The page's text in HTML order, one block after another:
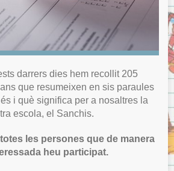
darrers dies hem recollit 205
que resumeixen en sis paraules
i què significa per a nosaltres la
escola, el Sanchis.
les persones que de manera
heu participat.